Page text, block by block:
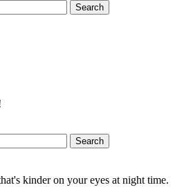
Search
Search
kinder on your eyes at night time.